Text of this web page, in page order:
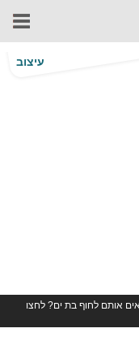
עיצוב
אותם לחוף בת ים? לחצו